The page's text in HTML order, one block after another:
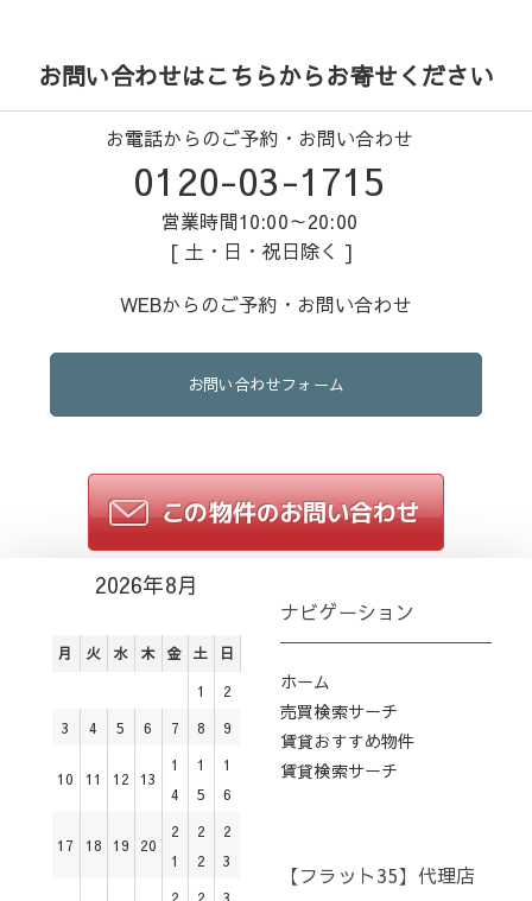
お問い合わせはこちらからお寄せください
お電話からのご予約・お問い合わせ
0120-03-1715
営業時間10:00～20:00
[ 土・日・祝日除く ]
WEBからのご予約・お問い合わせ
お問い合わせフォーム
2026年8月
月 火 水 木 金 土 日
1
2
3
4 5 6 7 8 9
10 11 12 13
1
4
1
5
1
6
17 18 19 20
2
1
2
2
2
3
2
2
3
ナビゲーション
ホーム
売買検索サーチ
賃貸おすすめ物件
賃貸検索サーチ
【フラット35】代理店